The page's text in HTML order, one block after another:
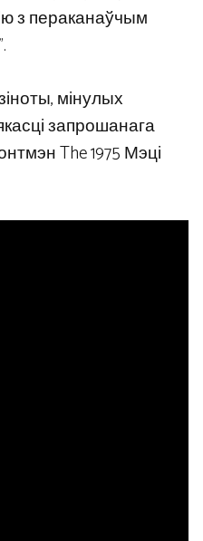
з пераканаўчым
мінулых
запрошанага
The 1975 Мэці